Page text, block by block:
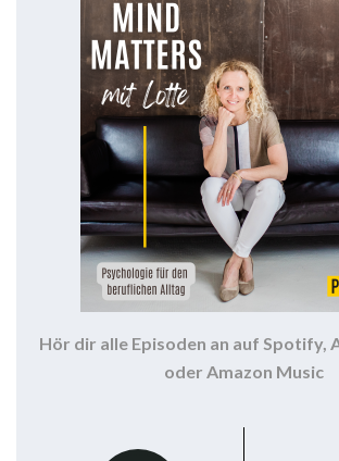
Hör dir alle Episoden an auf Spotify,
oder Amazon Music